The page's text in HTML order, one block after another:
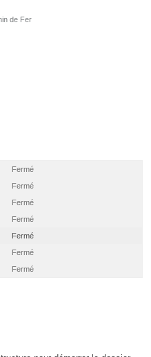
de Fer
Fermé
Fermé
Fermé
Fermé
Fermé
Fermé
Fermé